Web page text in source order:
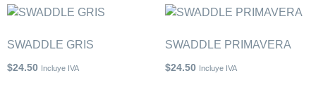
SWADDLE GRIS
$24.50 Incluye IVA
SWADDLE PRIMAVERA
$24.50 Incluye IVA